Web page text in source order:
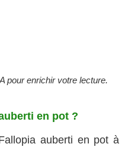
pour enrichir votre lecture.
en pot ?
auberti en pot à